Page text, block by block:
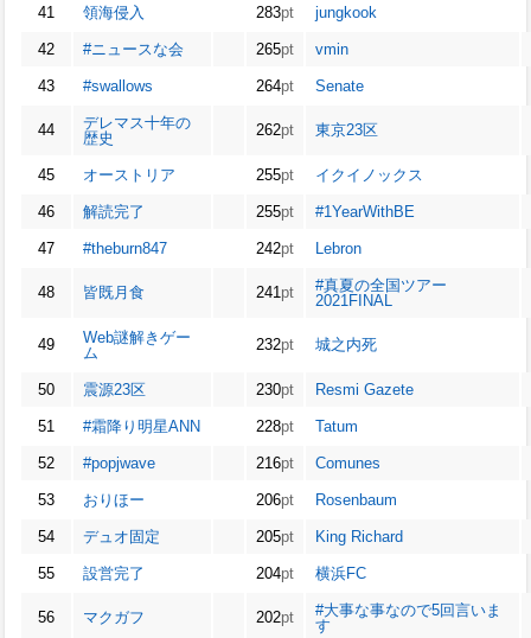
41 領海侵入 283pt jungkook
42 #ニュースな会 265pt vmin
43 #swallows 264pt Senate
44
デレマス十年の
歴史
262pt 東京23区
45 オーストリア 255pt イクイノックス
46 解読完了 255pt #1YearWithBE
47 #theburn847 242pt Lebron
48 皆既月食 241pt
#真夏の全国ツアー
2021FINAL
49
Web謎解きゲー
ム
232pt 城之内死
50 震源23区 230pt Resmi Gazete
51 #霜降り明星ANN 228pt Tatum
52 #popjwave 216pt Comunes
53 おりほー 206pt Rosenbaum
54 デュオ固定 205pt King Richard
55 設営完了 204pt 横浜FC
56 マクガフ 202pt
#大事な事なので5回言いま
す